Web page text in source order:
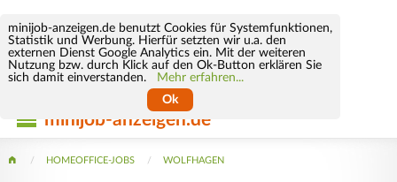
minijob-anzeigen.de benutzt Cookies für Systemfunktionen,
Statistik und Werbung. Hierfür setzten wir u.a. den
externen Dienst Google Analytics ein. Mit der weiteren
Nutzung bzw. durch Klick auf den Ok-Button erklären Sie
sich damit einverstanden.
Mehr erfahren...
Ok
minijob-anzeigen.de
HOMEOFFICE-JOBS WOLFHAGEN